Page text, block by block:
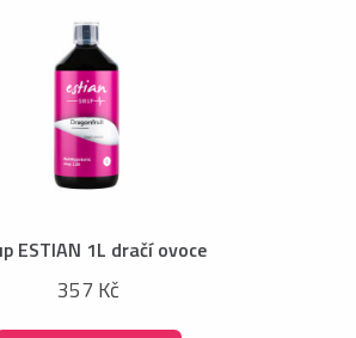
ESTIAN 1L dračí ovoce
357 Kč